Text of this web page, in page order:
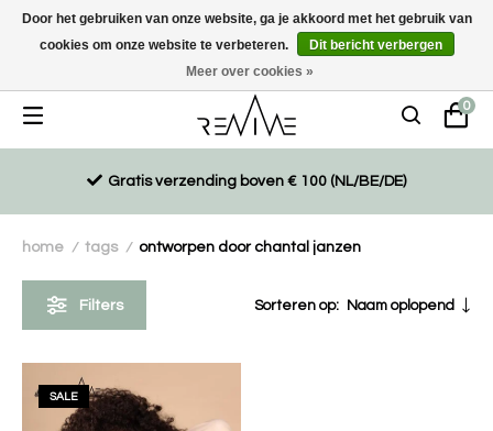
Duurzaam, eco-vriendelijk en ethisch gemaakte producten
0
Gratis verzending boven € 100 (NL/BE/DE)
home / tags / ontworpen door chantal janzen
Filters Sorteren op: Naam oplopend
SALE
Door het gebruiken van onze website, ga je akkoord met het gebruik van
cookies om onze website te verbeteren.
Dit bericht verbergen
Meer over cookies »